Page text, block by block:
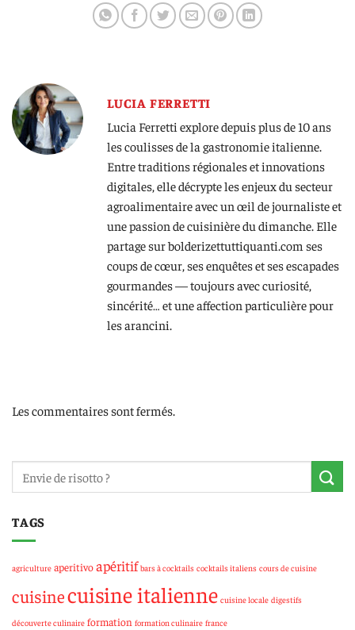
LUCIA FERRETTI
Lucia Ferretti explore depuis plus de 10 ans
les coulisses de la gastronomie italienne.
Entre traditions régionales et innovations
digitales, elle décrypte les enjeux du secteur
agroalimentaire avec un œil de journaliste et
une passion de cuisinière du dimanche. Elle
partage sur bolderizettuttiquanti.com ses
coups de cœur, ses enquêtes et ses escapades
gourmandes — toujours avec curiosité,
sincérité… et une affection particulière pour
les arancini.
Les commentaires sont fermés.
TAGS
agriculture aperitivoapéritif bars à cocktails cocktails italiens cours de cuisine
cuisinecuisine italienne cuisine locale digestifs
découverte culinaire formation formation culinaire france